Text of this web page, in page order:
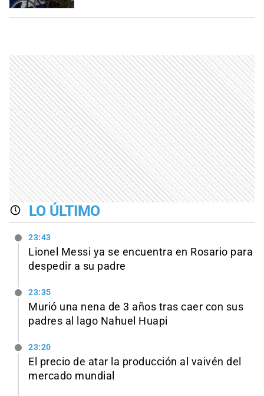
LO ÚLTIMO
23:43
Lionel Messi ya se encuentra en Rosario para
despedir a su padre
23:35
Murió una nena de 3 años tras caer con sus
padres al lago Nahuel Huapi
23:20
El precio de atar la producción al vaivén del
mercado mundial